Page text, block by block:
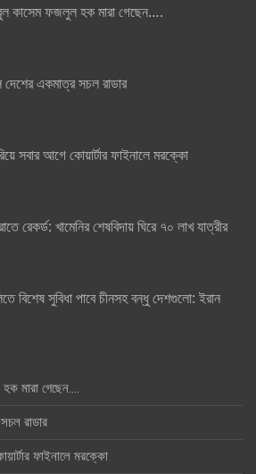
কাসেম ফজলুল হক মারা গেছেন….
একমাত্র সচল রাডার
সবার আগে কোয়ার্টার ফাইনালে মরক্কো
রেকর্ড: খামেনির শেষবিদায় ঘিরে ৭০ লাখ যাত্রীর
বিশেষ সুবিধা পাবে চীনসহ বন্ধু দেশগুলো: ইরান
মারা গেছেন….
রাডার
ফাইনালে মরক্কো